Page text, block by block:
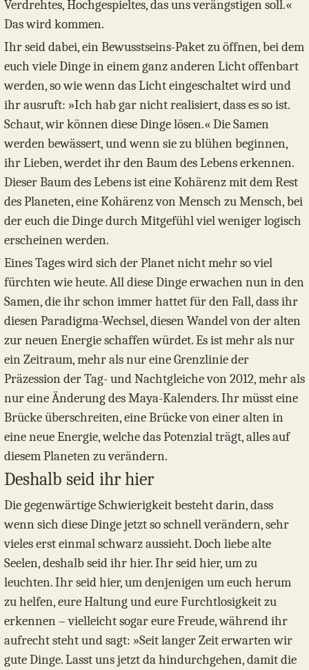
Verdrehtes, Hochgespieltes, das uns verängstigen soll.«
Das wird kommen.
Ihr seid dabei, ein Bewusstseins-Paket zu öffnen, bei dem
euch viele Dinge in einem ganz anderen Licht offenbart
werden, so wie wenn das Licht eingeschaltet wird und
ihr ausruft: »Ich hab gar nicht realisiert, dass es so ist.
Schaut, wir können diese Dinge lösen.« Die Samen
werden bewässert, und wenn sie zu blühen beginnen,
ihr Lieben, werdet ihr den Baum des Lebens erkennen.
Dieser Baum des Lebens ist eine Kohärenz mit dem Rest
des Planeten, eine Kohärenz von Mensch zu Mensch, bei
der euch die Dinge durch Mitgefühl viel weniger logisch
erscheinen werden.
Eines Tages wird sich der Planet nicht mehr so viel
fürchten wie heute. All diese Dinge erwachen nun in den
Samen, die ihr schon immer hattet für den Fall, dass ihr
diesen Paradigma-Wechsel, diesen Wandel von der alten
zur neuen Energie schaffen würdet. Es ist mehr als nur
ein Zeitraum, mehr als nur eine Grenzlinie der
Präzession der Tag- und Nachtgleiche von 2012, mehr als
nur eine Änderung des Maya-Kalenders. Ihr müsst eine
Brücke überschreiten, eine Brücke von einer alten in
eine neue Energie, welche das Potenzial trägt, alles auf
diesem Planeten zu verändern.
Deshalb seid ihr hier
Die gegenwärtige Schwierigkeit besteht darin, dass
wenn sich diese Dinge jetzt so schnell verändern, sehr
vieles erst einmal schwarz aussieht. Doch liebe alte
Seelen, deshalb seid ihr hier. Ihr seid hier, um zu
leuchten. Ihr seid hier, um denjenigen um euch herum
zu helfen, eure Haltung und eure Furchtlosigkeit zu
erkennen – vielleicht sogar eure Freude, während ihr
aufrecht steht und sagt: »Seit langer Zeit erwarten wir
gute Dinge. Lasst uns jetzt da hindurchgehen, damit die